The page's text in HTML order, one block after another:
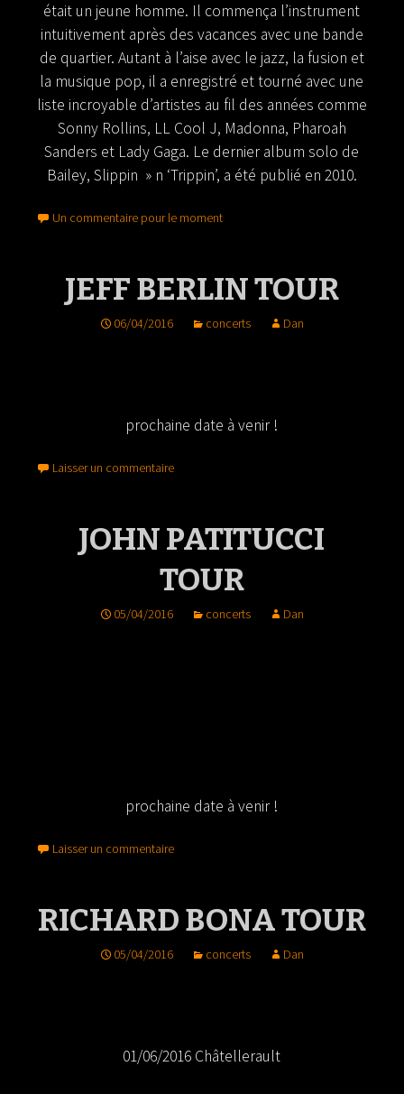
était un jeune homme. Il commença l’instrument
intuitivement après des vacances avec une bande
de quartier. Autant à l’aise avec le jazz, la fusion et
la musique pop, il a enregistré et tourné avec une
liste incroyable d’artistes au fil des années comme
Sonny Rollins, LL Cool J, Madonna, Pharoah
Sanders et Lady Gaga. Le dernier album solo de
Bailey, Slippin » n ‘Trippin’, a été publié en 2010.
Un commentaire pour le moment
JEFF BERLIN TOUR
06/04/2016 concerts Dan
prochaine date à venir !
Laisser un commentaire
JOHN PATITUCCI
TOUR
05/04/2016 concerts Dan
prochaine date à venir !
Laisser un commentaire
RICHARD BONA TOUR
05/04/2016 concerts Dan
01/06/2016 Châtellerault